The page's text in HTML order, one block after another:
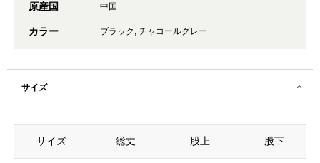
原産国 中国
カラー ブラック, チャコールグレー
サイズ
サイズ 総丈 股上 股下